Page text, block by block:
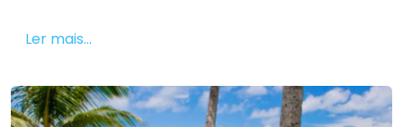
Ler mais...